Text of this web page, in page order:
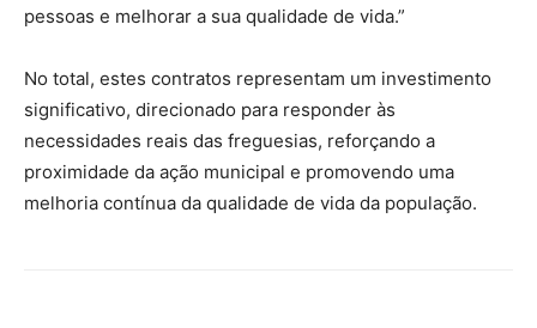
pessoas e melhorar a sua qualidade de vida.”
No total, estes contratos representam um investimento
significativo, direcionado para responder às
necessidades reais das freguesias, reforçando a
proximidade da ação municipal e promovendo uma
melhoria contínua da qualidade de vida da população.